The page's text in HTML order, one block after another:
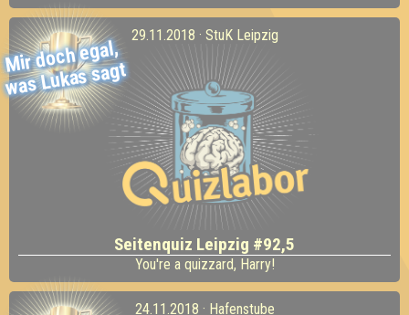
Mir doch egal,
was Lukas sagt
29.11.2018 · StuK Leipzig
Seitenquiz Leipzig #92,5
You're a quizzard, Harry!
24.11.2018 · Hafenstube